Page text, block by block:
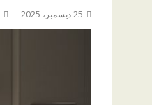
25 ديسمبر، 2025